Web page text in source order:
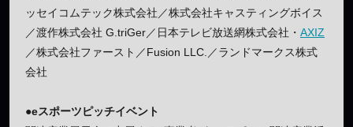
ッセイコムテック株式会社／株式会社キャスティングボイス
／渡作株式会社 G.triGer／日本テレビ放送網株式会社・ AXIZ
／株式会社ファースト／Fusion LLC.／ランドマークス株式
会社
●eスポーツピッチイベント